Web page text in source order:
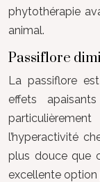
phytothérapie
animal.
Passiflore
La passiflore
effets
l’hyperactivité
plus douce que
excellente option